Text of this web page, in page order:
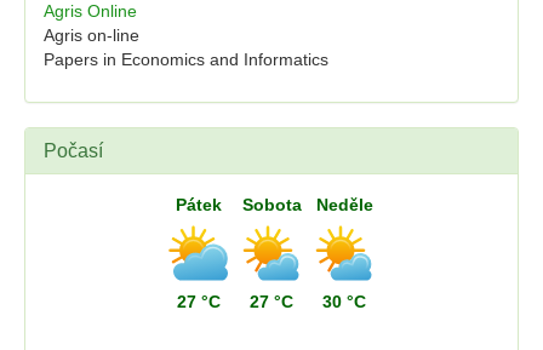
Agris Online
Agris on-line
Papers in Economics and Informatics
Počasí
Pátek
27 °C
Sobota
27 °C
Neděle
30 °C